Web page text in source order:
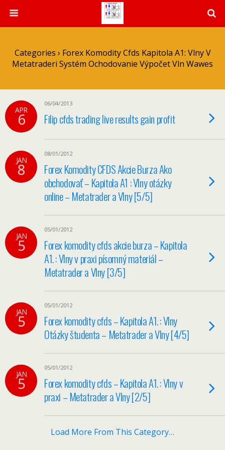
Categories › Forex Komodity Cfds Kapitola A1: Vlny V
Metatraderi Systém Ochodovanie Výpočet Vln Wawes
APR
6
06/04/2013
Filip cfds trading live results gain profit
JAN
8
08/01/2012
Forex Komodity CFDS Akcie Burza Ako
obchodovať – Kapitola A1 : Vlny otázky
online – Metatrader a Vlny [5/5]
JAN
5
05/01/2012
Forex komodity cfds akcie burza – Kapitola
A1. : Vlny v praxi písomný materiál –
Metatrader a Vlny [3/5]
JAN
5
05/01/2012
Forex komodity cfds – Kapitola A1. : Vlny
Otázky študenta – Metatrader a Vlny [4/5]
JAN
5
05/01/2012
Forex komodity cfds – Kapitola A1. : Vlny v
praxi – Metatrader a Vlny [2/5]
Load More From This Category…